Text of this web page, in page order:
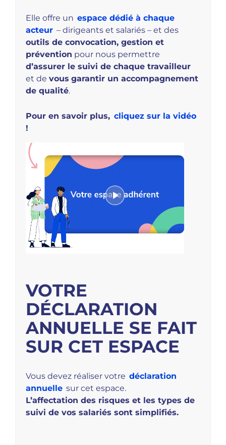
Elle offre un espace dédié à chaque
acteur – dirigeants et salariés – et des
outils de convocation, gestion et
prévention pour nous permettre
d’assurer le suivi de chaque travailleur
et de vous garantir un accompagnement
de qualité.
Pour en savoir plus, cliquez sur la vidéo
!
VOTRE
DÉCLARATION
ANNUELLE SE FAIT
SUR CET ESPACE
Vous devez réaliser votre déclaration
annuelle sur cet espace.
L’affectation des risques et les types de
suivi de vos salariés sont simplifiés.